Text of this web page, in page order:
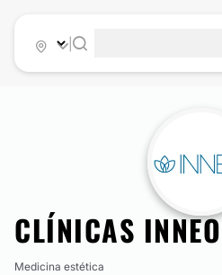
CLÍNICAS INNEO
Medicina estética